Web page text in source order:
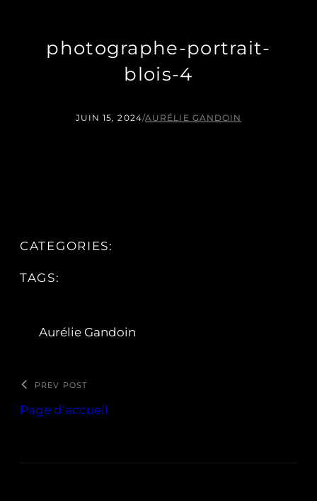
photographe-portrait-
blois-4
JUIN 15, 2024/AURÉLIE GANDOIN
CATEGORIES:
TAGS:
Aurélie Gandoin
PREV POST
Page d’accueil